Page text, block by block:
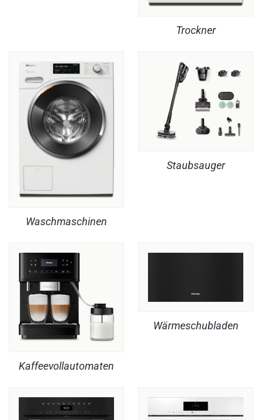
Trockner
Waschmaschinen
Staubsauger
Kaffeevollautomaten
Wärmeschubladen